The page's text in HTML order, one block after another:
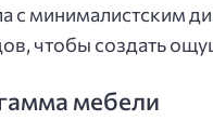
с минималистским
чтобы создать
мебели